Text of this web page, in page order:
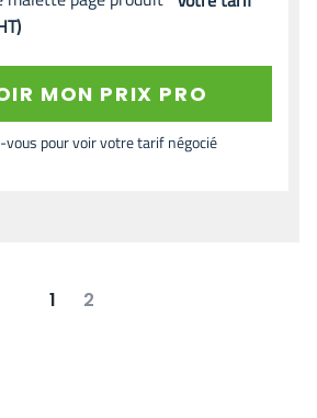
MON PRIX PRO
vous pour voir votre tarif négocié
1 2